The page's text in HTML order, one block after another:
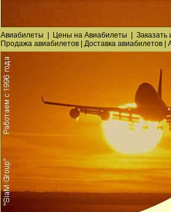
Авиабилеты Цены на Авиабилеты Заказать
Продажа авиабилетов| Доставка авиабилетов|